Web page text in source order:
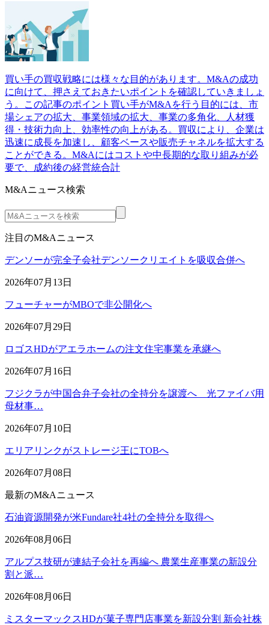
買い手の買収戦略には様々な目的があります。M&Aの成功
に向けて、押さえておきたいポイントを確認していきましょ
う。この記事のポイント買い手がM&Aを行う目的には、市
場シェアの拡大、事業領域の拡大、事業の多角化、人材獲
得・技術力向上、効率性の向上がある。買収により、企業は
迅速に成長を加速し、顧客ベースや販売チャネルを拡大する
ことができる。M&Aにはコストや中長期的な取り組みが必
要で、成約後の経営統合計
M&Aニュース検索
注目のM&Aニュース
デンソーが完全子会社デンソークリエイトを吸収合併へ
2026年07月13日
フューチャーがMBOで非公開化へ
2026年07月29日
ロゴスHDがアエラホームの注文住宅事業を承継へ
2026年07月16日
フジクラが中国合弁子会社の全持分を譲渡へ 光ファイバ用
母材事…
2026年07月10日
エリアリンクがストレージ王にTOBへ
2026年07月08日
最新のM&Aニュース
石油資源開発が米Fundare社4社の全持分を取得へ
2026年08月06日
アルプス技研が連結子会社を再編へ 農業生産事業の新設分
割と派…
2026年08月06日
ミスターマックスHDが菓子専門店事業を新設分割 新会社株